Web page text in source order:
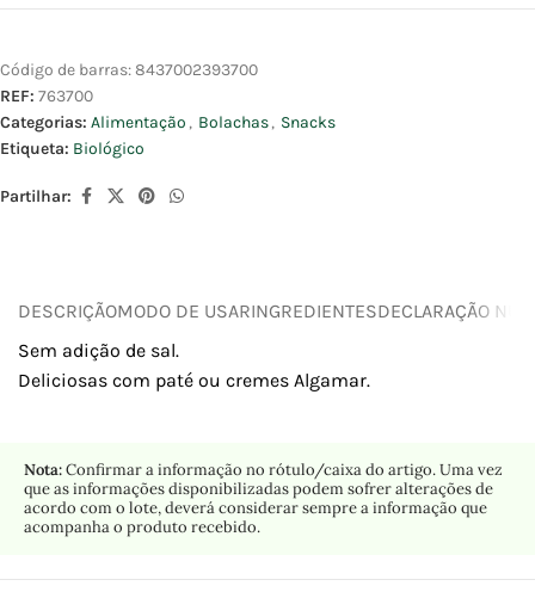
Código de barras:8437002393700
REF: 763700
Categorias: Alimentação , Bolachas, Snacks
Etiqueta: Biológico
Partilhar:
DESCRIÇÃOMODO DE USARINGREDIENTESDECLARAÇÃO
Sem adição de sal.
Deliciosas com paté ou cremes Algamar.
Nota:Confirmar a informação no rótulo/caixa do artigo. Uma vez
que as informações disponibilizadas podem sofrer alterações de
acordo com o lote, deverá considerar sempre a informação que
acompanha o produto recebido.